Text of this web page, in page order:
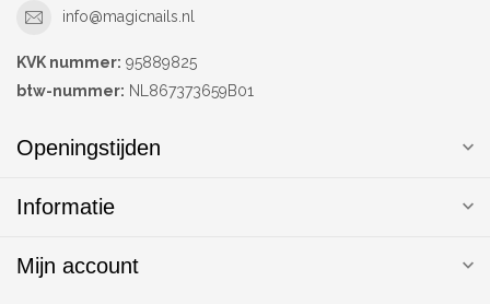
info@magicnails.nl
KVK nummer: 95889825
btw-nummer: NL867373659B01
Openingstijden
Informatie
Mijn account